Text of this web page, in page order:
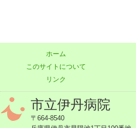
ホーム
このサイトについて
リンク
市立伊丹病院
〒664-8540